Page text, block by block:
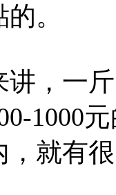
。
讲，一
1000
，就有